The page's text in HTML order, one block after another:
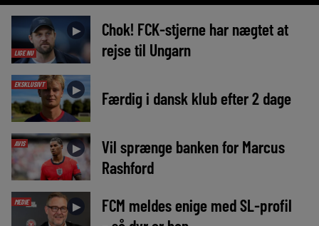
LIGE NU
►
Chok! FCK-stjerne har nægtet at
rejse til Ungarn
EKSKLUSIVT ► Færdig i dansk klub efter 2 dage
AVIS ►
Vil sprænge banken for Marcus
Rashford
MEDIE ►
FCM meldes enige med SL-profil